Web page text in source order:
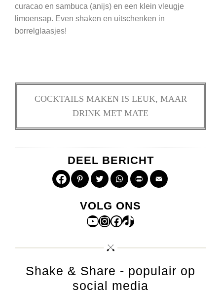
curacao en sambuca (anijs) en een klein vleugje
limoensap. Even shaken en uitschenken in
borrelglaasjes!
COCKTAILS MAKEN IS LEUK, MAAR
DRINK MET MATE
DEEL BERICHT
PinterestTwitterWhatsApp
Print
VOLG ONS
YouTube
Instagram
Facebook
TikTok
Shake & Share - populair op
social media